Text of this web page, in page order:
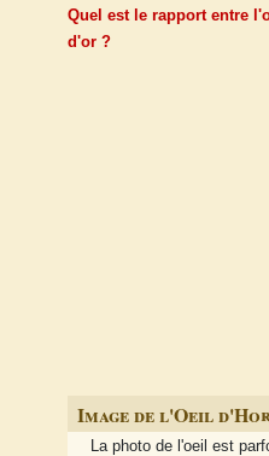
Quel est le rapport entre
d'or ?
Image de l'Oeil
La photo de l'oeil est